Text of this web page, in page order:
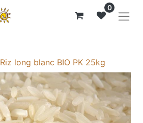
0
Riz long blanc BIO PK 25kg